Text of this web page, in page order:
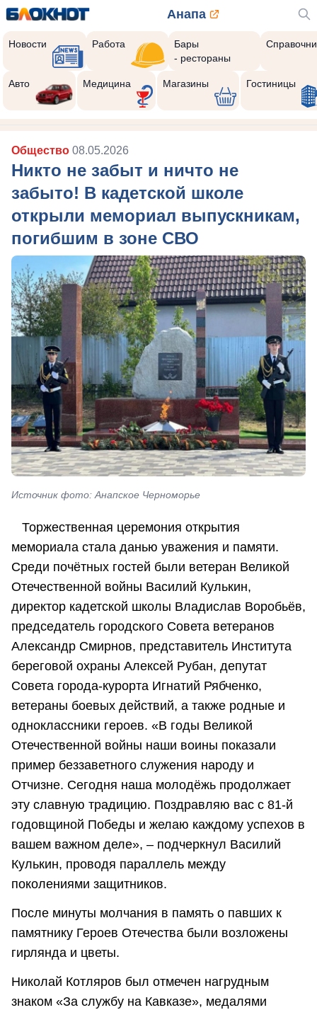
Анапа
Новости Работа
Бары
- рестораны
Авто Медицина Магазины Гостиницы
Общество 08.05.2026
Никто не забыт и ничто не
забыто! В кадетской школе
открыли мемориал выпускникам,
погибшим в зоне СВО
Источник фото: Анапское Черноморье
Торжественная церемония открытия
мемориала стала данью уважения и памяти.
Среди почётных гостей были ветеран Великой
Отечественной войны Василий Кулькин,
директор кадетской школы Владислав Воробьёв,
председатель городского Совета ветеранов
Александр Смирнов, представитель Института
береговой охраны Алексей Рубан, депутат
Совета города-курорта Игнатий Рябченко,
ветераны боевых действий, а также родные и
одноклассники героев. «В годы Великой
Отечественной войны наши воины показали
пример беззаветного служения народу и
Отчизне. Сегодня наша молодёжь продолжает
эту славную традицию. Поздравляю вас с 81-й
годовщиной Победы и желаю каждому успехов в
вашем важном деле», – подчеркнул Василий
Кулькин, проводя параллель между
поколениями защитников.
После минуты молчания в память о павших к
памятнику Героев Отечества были возложены
гирлянда и цветы.
Николай Котляров был отмечен нагрудным
знаком «За службу на Кавказе», медалями